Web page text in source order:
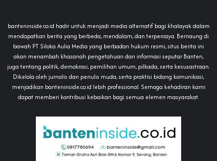
banteninside.co.id hadir untuk menjadi media alternatif bagi khalayak dalam
mendapatkan berita yang berbeda, mendalam, dan terpercaya. Bernaung di
bawah PT Siloka Aulia Media yang berbadan hukum resmi, situs berita ini
akan menambah khasanah pengetahuan dan informasi seputar Banten,
juga tentang politik, demokrasi, pemilihan umum, pilkada, serta kesusastraan.
Dikelola oleh jurnalis dan penulis muda, serta praktisi bidang komunikasi,
menjadikan banteninside.co.id lebih professional. Semoga kehadiran kami
dapat memberi kontribusi kebaikan bagi semua elemen masyarakat.